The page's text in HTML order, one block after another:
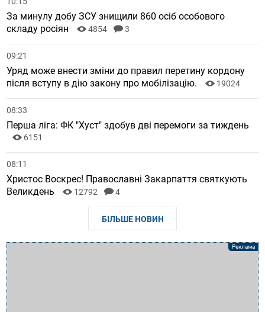
За минулу добу ЗСУ знищили 860 осіб особового
складу росіян
4854 3
09:21
Уряд може внести зміни до правил перетину кордону
після вступу в дію закону про мобілізацію.
19024
08:33
Перша ліга: ФК "Хуст" здобув дві перемоги за тиждень
6151
08:11
Христос Воскрес! Православні Закарпаття святкують
Великдень
12792 4
БІЛЬШЕ НОВИН